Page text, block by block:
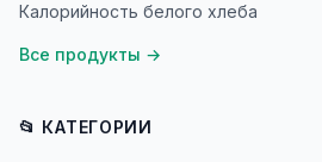
Калорийность белого хлеба
Все продукты →
📂 КАТЕГОРИИ